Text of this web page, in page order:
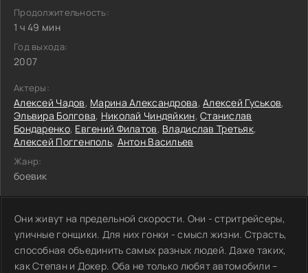
Продолжительность:
1 ч 49 мин
Год выхода:
2007
Актеры:
Алексей Чадов, Марина Александрова,Алексей Гуськов,
Эльвира Болгова, Николай Чиндяйкин,Станислав
Бондаренко, Евгений Филатов, Владислав Третьяк,
Алексей Поггенполь, Антон Васильев
Жанр:
боевик
Они живут на предельной скорости. Они - стритрейсеры,
уличные гонщики. Для них гонки - смысл жизни. Страсть,
способная объединить самых разных людей. Даже таких,
как Степан и Докер. Оба не только любят автомобили –